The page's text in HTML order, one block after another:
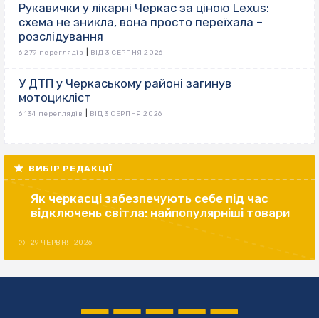
Рукавички у лікарні Черкас за ціною Lexus:
схема не зникла, вона просто переїхала –
розслідування
6 279 переглядів ВІД 3 СЕРПНЯ 2026
У ДТП у Черкаському районі загинув
мотоцикліст
6 134 переглядів ВІД 3 СЕРПНЯ 2026
ВИБІР РЕДАКЦІЇ
Як черкасці забезпечують себе під час
відключень світла: найпопулярніші товари
29 ЧЕРВНЯ 2026